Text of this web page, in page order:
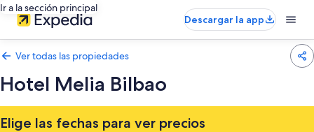
Ir a la sección principal
Descargar la app
Ver todas las propiedades
Hotel Melia Bilbao
Elige las fechas para ver precios